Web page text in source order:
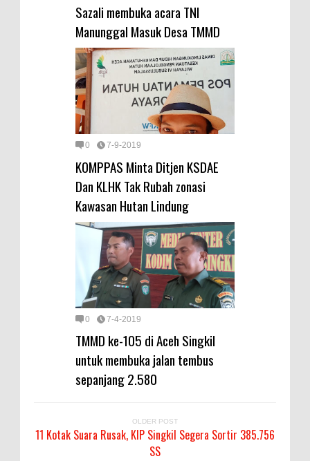
Sazali membuka acara TNI
Manunggal Masuk Desa TMMD
0 7-9-2019
KOMPPAS Minta Ditjen KSDAE
Dan KLHK Tak Rubah zonasi
Kawasan Hutan Lindung
0 7-4-2019
TMMD ke-105 di Aceh Singkil
untuk membuka jalan tembus
sepanjang 2.580
OLDER POST
11 Kotak Suara Rusak, KIP Singkil Segera Sortir 385.756
SS